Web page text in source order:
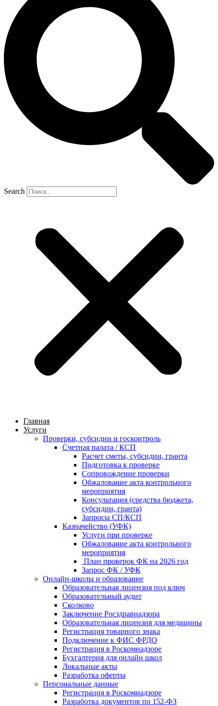
Search
Главная
Услуги
Проверки, субсидии и госконтроль
Счетная палата / КСП
Расчет сметы, субсидии, гранта
Подготовка к проверке
Сопровождение проверки
Обжалование акта контрольного
мероприятия
Консультация (средства бюджета,
субсидии, гранта)
Запросы СП/КСП
Казначейство (УФК)
Услуги при проверке
Обжалование акта контрольного
мероприятия
План проверок ФК на 2026 год
Запрос ФК / УФК
Онлайн-школы и образование
Образовательная лицензия под ключ
Образовательный аудит
Сколково
Заключение Росздравнадзора
Образовательная лицензия для медицины
Регистрация товарного знака
Подключение к ФИС ФРДО
Регистрация в Роскомнадзоре
Бухгалтерия для онлайн школ
Локальные акты
Разработка оферты
Персональные данные
Регистрация в Роскомнадзоре
Разработка документов по 152-ФЗ